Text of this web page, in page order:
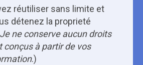
réutiliser sans limite et
détenez la proprieté
Je ne conserve aucun droits
conçus à partir de vos
.)